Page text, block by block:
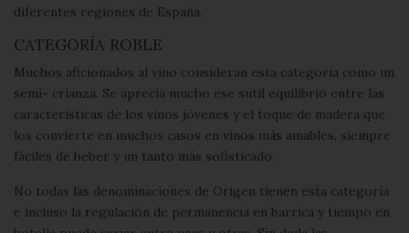
diferentes regiones de España.
CATEGORÍA ROBLE
Muchos aficionados al vino consideran esta categoría como un
semi- crianza. Se aprecia mucho ese sutil equilibrio entre las
características de los vinos jóvenes y el toque de madera que
los convierte en muchos casos en vinos más amables, siempre
fáciles de beber y un tanto más sofisticado.
No todas las denominaciones de Origen tienen esta categoría
e incluso la regulación de permanencia en barrica y tiempo en